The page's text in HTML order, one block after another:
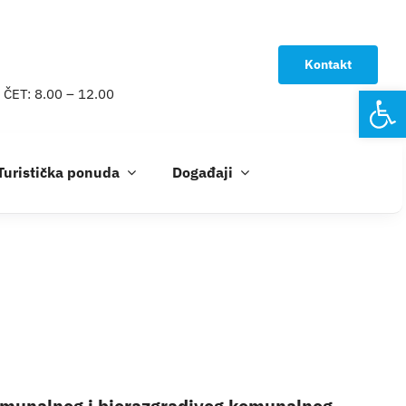
8.00 – 12.00
Kontakt
ponuda Događaji